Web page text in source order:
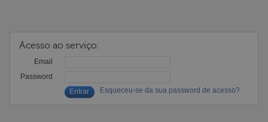
Acesso ao serviço:
Email
Password
Esqueceu-se da sua password de acesso?